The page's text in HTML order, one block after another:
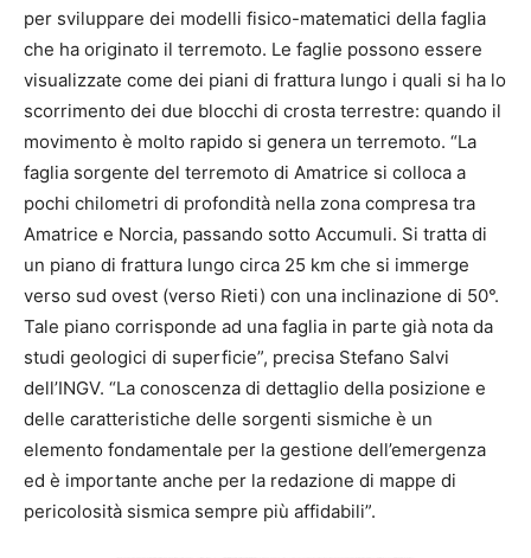
per sviluppare dei modelli fisico-matematici della faglia
che ha originato il terremoto. Le faglie possono essere
visualizzate come dei piani di frattura lungo i quali si ha lo
scorrimento dei due blocchi di crosta terrestre: quando il
movimento è molto rapido si genera un terremoto. “La
faglia sorgente del terremoto di Amatrice si colloca a
pochi chilometri di profondità nella zona compresa tra
Amatrice e Norcia, passando sotto Accumuli. Si tratta di
un piano di frattura lungo circa 25 km che si immerge
verso sud ovest (verso Rieti) con una inclinazione di 50°.
Tale piano corrisponde ad una faglia in parte già nota da
studi geologici di superficie”, precisa Stefano Salvi
dell’INGV. “La conoscenza di dettaglio della posizione e
delle caratteristiche delle sorgenti sismiche è un
elemento fondamentale per la gestione dell’emergenza
ed è importante anche per la redazione di mappe di
pericolosità sismica sempre più affidabili”.